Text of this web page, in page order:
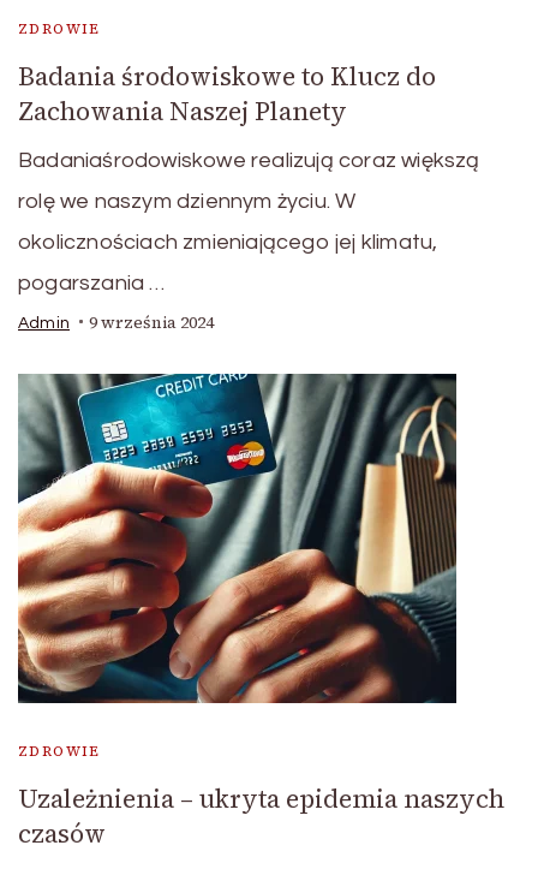
ZDROWIE
Badania środowiskowe to Klucz do
Zachowania Naszej Planety
Badaniaśrodowiskowe realizują coraz większą
rolę we naszym dziennym życiu. W
okolicznościach zmieniającego jej klimatu,
pogarszania …
Admin 9 września 2024
ZDROWIE
Uzależnienia – ukryta epidemia naszych
czasów